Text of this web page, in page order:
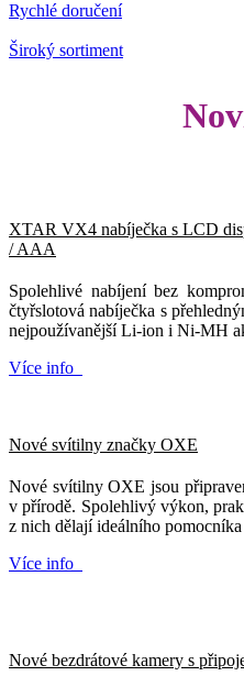
Rychlé doručení
Široký sortiment
XTAR VX4 nabíječka s LCD
/ AAA
Spolehlivé nabíjení bez
čtyřslotová nabíječka s
nejpoužívanější Li-ion i Ni-MH
Více info
Nové svítilny značky OXE
Nové svítilny OXE jsou
v přírodě. Spolehlivý výkon,
z nich dělají ideálního
Více info
Nové bezdrátové kamery s